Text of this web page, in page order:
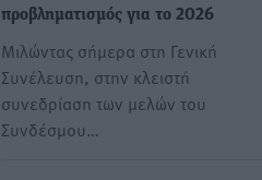
προβληματισμός για το 2026
Μιλώντας σήμερα στη Γενική
Συνέλευση, στην κλειστή
συνεδρίαση των μελών του
Συνδέσμου…